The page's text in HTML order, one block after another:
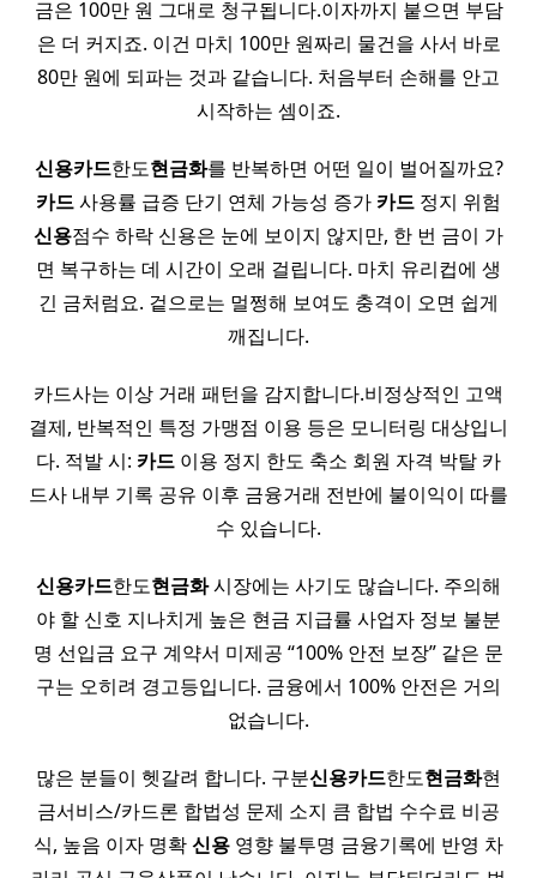
금은 100만 원 그대로 청구됩니다.이자까지 붙으면 부담
은 더 커지죠. 이건 마치 100만 원짜리 물건을 사서 바로
80만 원에 되파는 것과 같습니다. 처음부터 손해를 안고
시작하는 셈이죠.
신용카드한도현금화를 반복하면 어떤 일이 벌어질까요?
카드사용률 급증 단기 연체 가능성 증가 카드 정지 위험
신용점수 하락 신용은 눈에 보이지 않지만, 한 번 금이 가
면 복구하는 데 시간이 오래 걸립니다. 마치 유리컵에 생
긴 금처럼요. 겉으로는 멀쩡해 보여도 충격이 오면 쉽게
깨집니다.
카드사는 이상 거래 패턴을 감지합니다.비정상적인 고액
결제, 반복적인 특정 가맹점 이용 등은 모니터링 대상입니
다. 적발 시: 카드 이용 정지 한도 축소 회원 자격 박탈 카
드사 내부 기록 공유 이후 금융거래 전반에 불이익이 따를
수 있습니다.
신용카드한도현금화시장에는 사기도 많습니다. 주의해
야 할 신호 지나치게 높은 현금 지급률 사업자 정보 불분
명 선입금 요구 계약서 미제공 “100% 안전 보장” 같은 문
구는 오히려 경고등입니다. 금융에서 100% 안전은 거의
없습니다.
많은 분들이 헷갈려 합니다. 구분신용카드한도현금화현
금서비스/카드론 합법성 문제 소지 큼 합법 수수료 비공
식, 높음 이자 명확신용 영향 불투명 금융기록에 반영 차